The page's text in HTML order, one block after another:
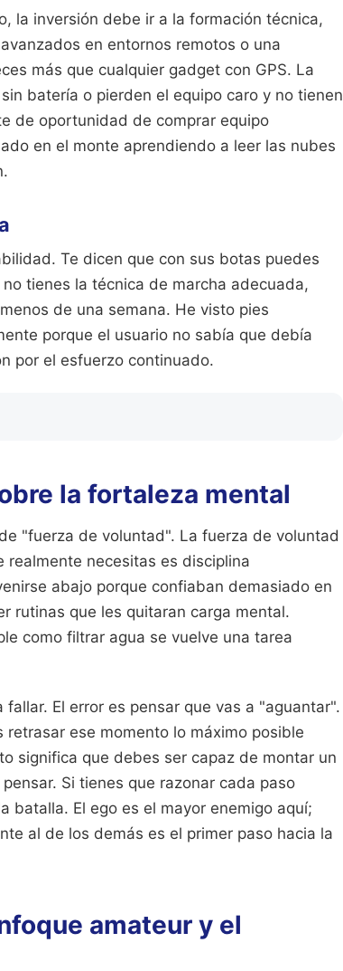
la inversión debe ir a la formación técnica,
en entornos remotos o una
más que cualquier gadget con GPS. La
batería o pierden el equipo caro y no tienen
de oportunidad de comprar equipo
en el monte aprendiendo a leer las nubes
Te dicen que con sus botas puedes
tienes la técnica de marcha adecuada,
de una semana. He visto pies
porque el usuario no sabía que debía
por el esfuerzo continuado.
la fortaleza mental
"fuerza de voluntad". La fuerza de voluntad
realmente necesitas es disciplina
abajo porque confiaban demasiado en
rutinas que les quitaran carga mental.
como filtrar agua se vuelve una tarea
El error es pensar que vas a "aguantar".
ese momento lo máximo posible
significa que debes ser capaz de montar un
Si tienes que razonar cada paso
batalla. El ego es el mayor enemigo aquí;
al de los demás es el primer paso hacia la
amateur y el